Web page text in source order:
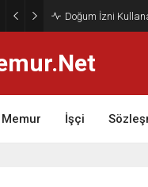
Doğum İzni
Memur İşçi